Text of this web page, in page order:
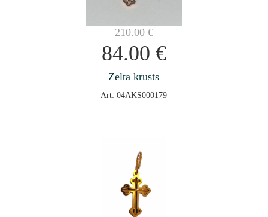
210.00€
84.00 €
Zelta krusts
Art: 04AKS000179